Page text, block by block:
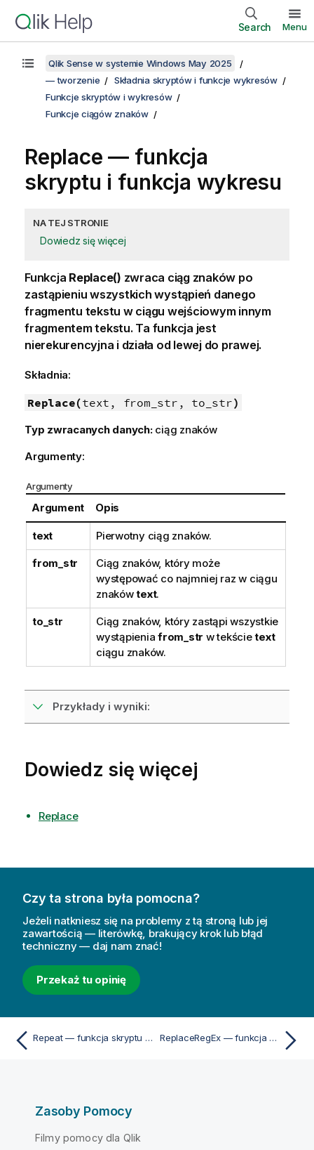
Search Menu
Qlik Sense w systemie Windows May 2025
— tworzenie
Składnia skryptów i funkcje wykresów
Funkcje skryptów i wykresów
Funkcje ciągów znaków
Replace — funkcja
skryptu i funkcja wykresu
NA TEJ STRONIE
Dowiedz się więcej
Funkcja Replace() zwraca ciąg znaków po
zastąpieniu wszystkich wystąpień danego
fragmentu tekstu w ciągu wejściowym innym
fragmentem tekstu. Ta funkcja jest
nierekurencyjna i działa od lewej do prawej.
Składnia:
Replace(text, from_str, to_str)
Typ zwracanych danych: ciąg znaków
Argumenty:
Argumenty
Argument Opis
text Pierwotny ciąg znaków.
from_str
Ciąg znaków, który może
występować co najmniej raz w ciągu
znakówtext.
to_str
Ciąg znaków, który zastąpi wszystkie
wystąpienia from_str w tekścietext
ciągu znaków.
Przykłady i wyniki:
Dowiedz się więcej
Replace
Czy ta strona była pomocna?
Jeżeli natkniesz się na problemy z tą stroną lub jej
zawartością — literówkę, brakujący krok lub błąd
techniczny — daj nam znać!
Przekaż tu opinię
Repeat — funkcja skryptu i funkcja wykresu ReplaceRegEx — funkcja skryptu i funkcja wykresu
Zasoby Pomocy
Filmy pomocy dla Qlik